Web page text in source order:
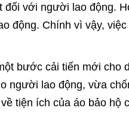
đối với người lao động.
động. Chính vì vậy,
bước cải tiến mới cho
người lao động, vừa
tiện ích của áo bảo